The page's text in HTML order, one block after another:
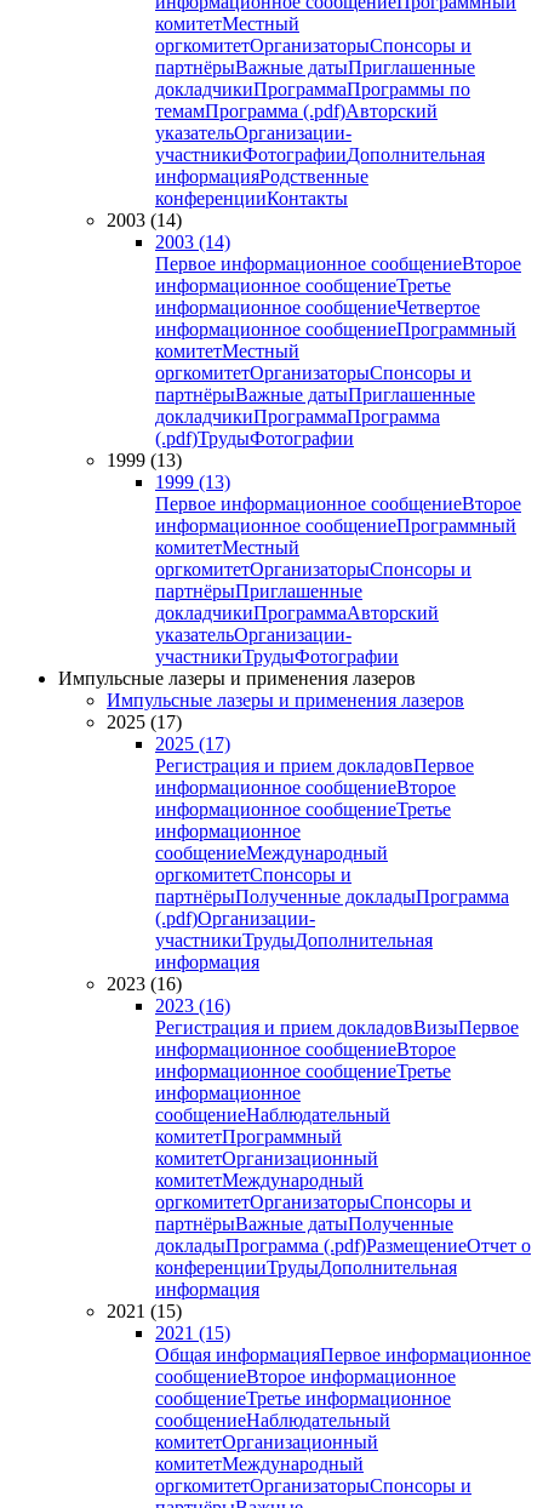
комитетМестный
оргкомитетОрганизаторыСпонсоры и
партнёрыВажные датыПриглашенные
докладчикиПрограммаПрограммы по
темамПрограмма (.pdf)Авторский
указательОрганизации-
участникиФотографииДополнительная
информацияРодственные
конференцииКонтакты
2003 (14)
2003 (14)
Первое информационное сообщениеВторое
информационное сообщениеТретье
информационное сообщениеЧетвертое
информационное сообщениеПрограммный
комитетМестный
оргкомитетОрганизаторыСпонсоры и
партнёрыВажные датыПриглашенные
докладчикиПрограммаПрограмма
(.pdf)ТрудыФотографии
1999 (13)
1999 (13)
Первое информационное сообщениеВторое
информационное сообщениеПрограммный
комитетМестный
оргкомитетОрганизаторыСпонсоры и
партнёрыПриглашенные
докладчикиПрограммаАвторский
указательОрганизации-
участникиТрудыФотографии
Импульсные лазеры и применения лазеров
Импульсные лазеры и применения лазеров
2025 (17)
2025 (17)
Регистрация и прием докладовПервое
информационное сообщениеВторое
информационное сообщениеТретье
информационное
сообщениеМеждународный
оргкомитетСпонсоры и
партнёрыПолученные докладыПрограмма
(.pdf)Организации-
участникиТрудыДополнительная
информация
2023 (16)
2023 (16)
Регистрация и прием докладовВизыПервое
информационное сообщениеВторое
информационное сообщениеТретье
информационное
сообщениеНаблюдательный
комитетПрограммный
комитетОрганизационный
комитетМеждународный
оргкомитетОрганизаторыСпонсоры и
партнёрыВажные датыПолученные
докладыПрограмма (.pdf)РазмещениеОтчет о
конференцииТрудыДополнительная
информация
2021 (15)
2021 (15)
Общая информацияПервое информационное
сообщениеВторое информационное
сообщениеТретье информационное
сообщениеНаблюдательный
комитетОрганизационный
комитетМеждународный
оргкомитетОрганизаторыСпонсоры и